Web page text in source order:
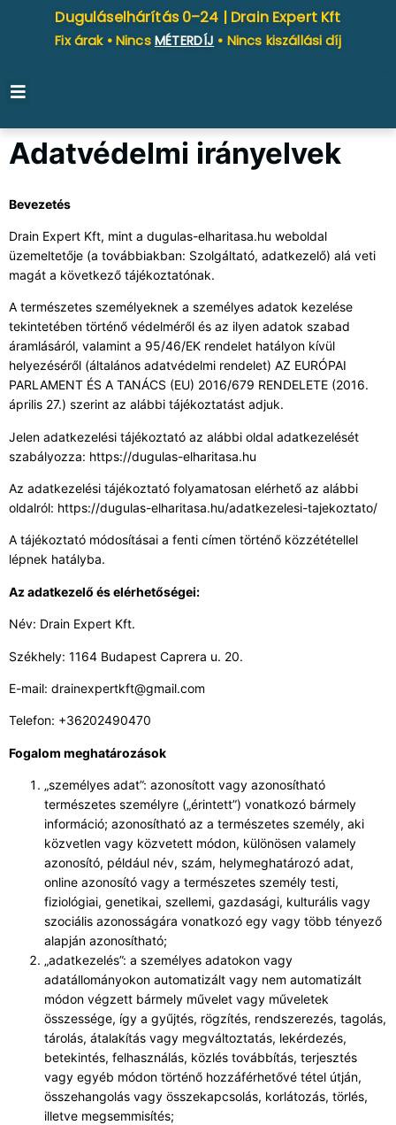
Duguláselhárítás 0–24 | Drain Expert Kft
Fix árak • Nincs MÉTERDÍJ • Nincs kiszállási díj
Adatvédelmi irányelvek
Bevezetés
Drain Expert Kft, mint a dugulas-elharitasa.hu weboldal
üzemeltetője (a továbbiakban: Szolgáltató, adatkezelő) alá veti
magát a következő tájékoztatónak.
A természetes személyeknek a személyes adatok kezelése
tekintetében történő védelméről és az ilyen adatok szabad
áramlásáról, valamint a 95/46/EK rendelet hatályon kívül
helyezéséről (általános adatvédelmi rendelet) AZ EURÓPAI
PARLAMENT ÉS A TANÁCS (EU) 2016/679 RENDELETE (2016.
április 27.) szerint az alábbi tájékoztatást adjuk.
Jelen adatkezelési tájékoztató az alábbi oldal adatkezelését
szabályozza: https://dugulas-elharitasa.hu
Az adatkezelési tájékoztató folyamatosan elérhető az alábbi
oldalról: https://dugulas-elharitasa.hu/adatkezelesi-tajekoztato/
A tájékoztató módosításai a fenti címen történő közzététellel
lépnek hatályba.
Az adatkezelő és elérhetőségei:
Név: Drain Expert Kft.
Székhely: 1164 Budapest Caprera u. 20.
E-mail: drainexpertkft@gmail.com
Telefon: +36202490470
Fogalom meghatározások
„személyes adat”: azonosított vagy azonosítható
természetes személyre („érintett”) vonatkozó bármely
információ; azonosítható az a természetes személy, aki
közvetlen vagy közvetett módon, különösen valamely
azonosító, például név, szám, helymeghatározó adat,
online azonosító vagy a természetes személy testi,
fiziológiai, genetikai, szellemi, gazdasági, kulturális vagy
szociális azonosságára vonatkozó egy vagy több tényező
alapján azonosítható;
„adatkezelés”: a személyes adatokon vagy
adatállományokon automatizált vagy nem automatizált
módon végzett bármely művelet vagy műveletek
összessége, így a gyűjtés, rögzítés, rendszerezés, tagolás,
tárolás, átalakítás vagy megváltoztatás, lekérdezés,
betekintés, felhasználás, közlés továbbítás, terjesztés
vagy egyéb módon történő hozzáférhetővé tétel útján,
összehangolás vagy összekapcsolás, korlátozás, törlés,
illetve megsemmisítés;